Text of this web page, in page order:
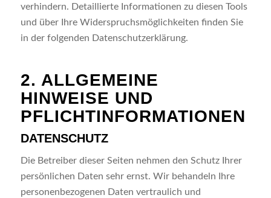
verhindern. Detaillierte Informationen zu diesen Tools
und über Ihre Widerspruchsmöglichkeiten finden Sie
in der folgenden Datenschutzerklärung.
2. ALLGEMEINE
HINWEISE UND
PFLICHTINFORMATIONEN
DATENSCHUTZ
Die Betreiber dieser Seiten nehmen den Schutz Ihrer
persönlichen Daten sehr ernst. Wir behandeln Ihre
personenbezogenen Daten vertraulich und